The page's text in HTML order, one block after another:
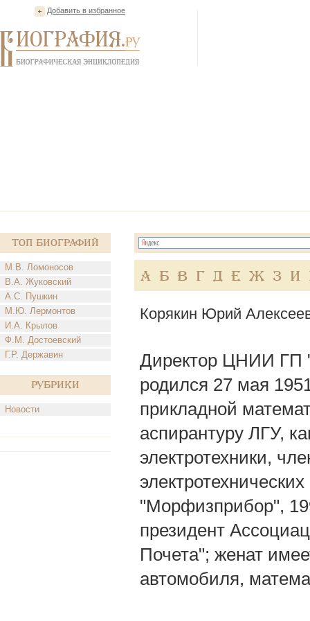
Добавить в избранное
Топ Биографий
М.В. Ломоносов
В.А. Жуковский
А.С. Пушкин
М.Ю. Лермонтов
И.А. Крылов
Ф.М. Достоевский
Г.Р. Державин
Рубрики
Новости
А Б В Г Д Е Ж З И
Корякин Юрий
Директор ЦНИИ ГП
родился 27 мая
прикладной
аспирантуру ЛГУ,
электротехники,
"Морфизприбор",
президент
Почета"; женат
автомобиля,